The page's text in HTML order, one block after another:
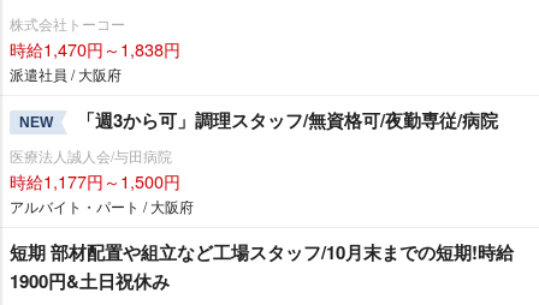
株式会社トーコー
時給1,470円～1,838円
派遣社員 / 大阪府
NEW 「週3から可」調理スタッフ/無資格可/夜勤専従/病院
医療法人誠人会/与田病院
時給1,177円～1,500円
アルバイト・パート / 大阪府
短期 部材配置や組立など工場スタッフ/10月末までの短期!時給
1900円&土日祝休み